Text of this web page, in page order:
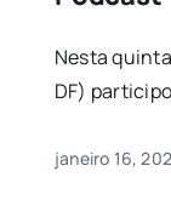
Nesta
DF)
janeiro 16,